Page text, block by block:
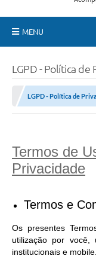
MENU
Prefeitura
Turismo
Vagas de Emprego
Secretarias
Ouvidoria
LGPD - Política de
LGPD - Política de
Termos de
Privacidade
Termos e
Os presentes
utilização por você,
institucionais e mobile.